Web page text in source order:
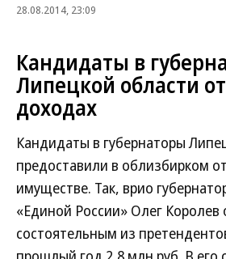
28.08.2014, 23:09
Кандидаты в
Липецкой области
доходах
Кандидаты в губернаторы
предоставили в облизбирком
имуществе. Так, врио
«Единой России» Олег Королев
состоятельным из